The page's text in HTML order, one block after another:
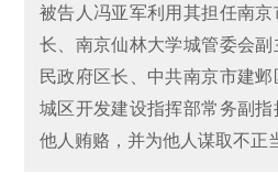
被告人冯亚军利用其担任南
长、南京仙林大学城管委会
民政府区长、中共南京市建
城区开发建设指挥部常务副
他人贿赂，并为他人谋取不正